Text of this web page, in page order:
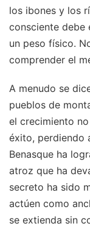
los ibones y los
consciente debe
un peso físico.
comprender el
A menudo se
pueblos de
el crecimiento
éxito, perdiendo
Benasque ha
atroz que ha
secreto ha sido
actúen como
se extienda sin